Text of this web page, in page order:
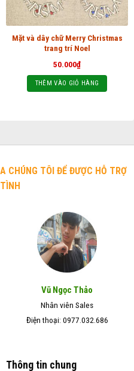
Mặt và dây chữ Merry Christmas
trang trí Noel
50.000₫
THÊM VÀO GIỎ HÀNG
CHÚNG TÔI ĐỂ ĐƯỢC HỖ TRỢ
Vũ Ngọc Thảo
Nhân viên Sales
Điện thoại: 0977.032.686
Thông tin chung